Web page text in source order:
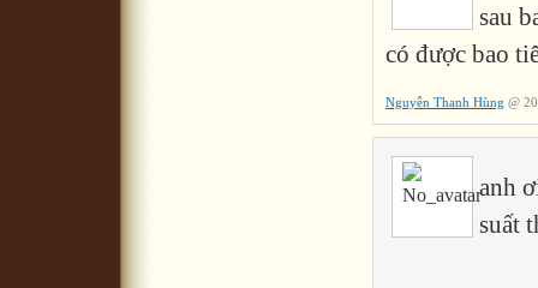
sau
có được bao
Nguyễn Thanh Hùng @
anh
suất